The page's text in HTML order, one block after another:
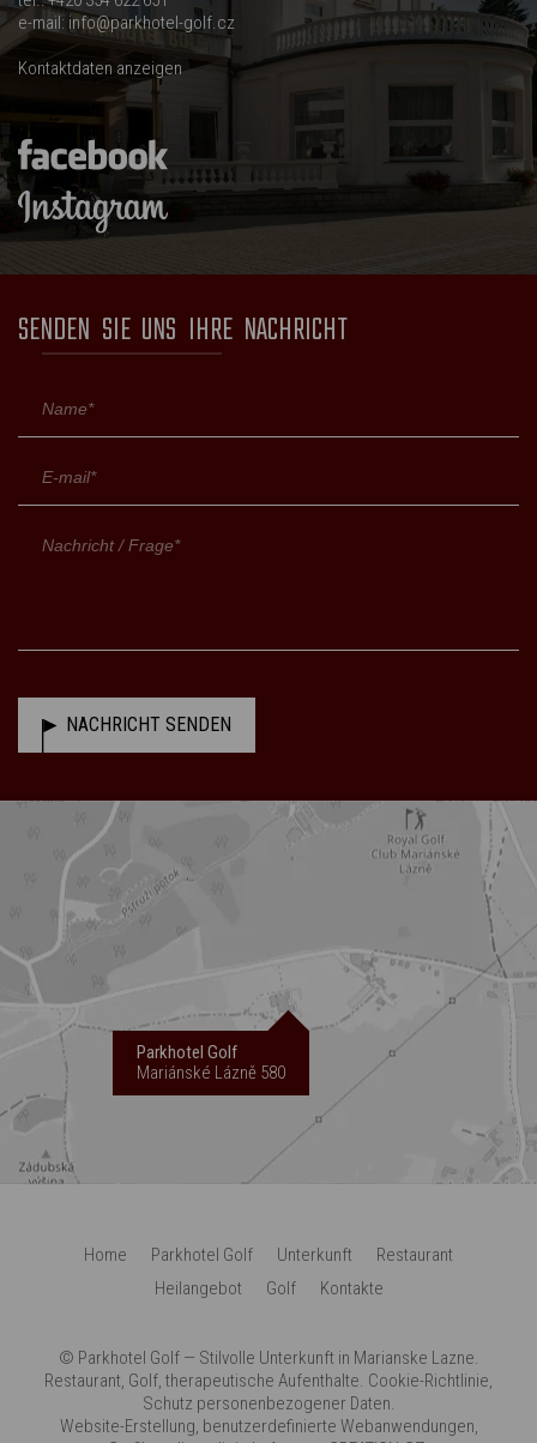
e-mail: info@parkhotel-golf.cz
Kontaktdaten anzeigen
SENDEN SIE UNS IHRE NACHRICHT
NACHRICHT SENDEN
Parkhotel Golf
Mariánské Lázně 580
Home Parkhotel Golf Unterkunft
Restaurant
Heilangebot
Golf Kontakte
© Parkhotel Golf— Stilvolle Unterkunft in Marianske Lazne.
Restaurant, Golf, therapeutische Aufenthalte. Cookie-Richtlinie,
Schutz personenbezogener Daten.
Website-Erstellung, benutzerdefinierte Webanwendungen,